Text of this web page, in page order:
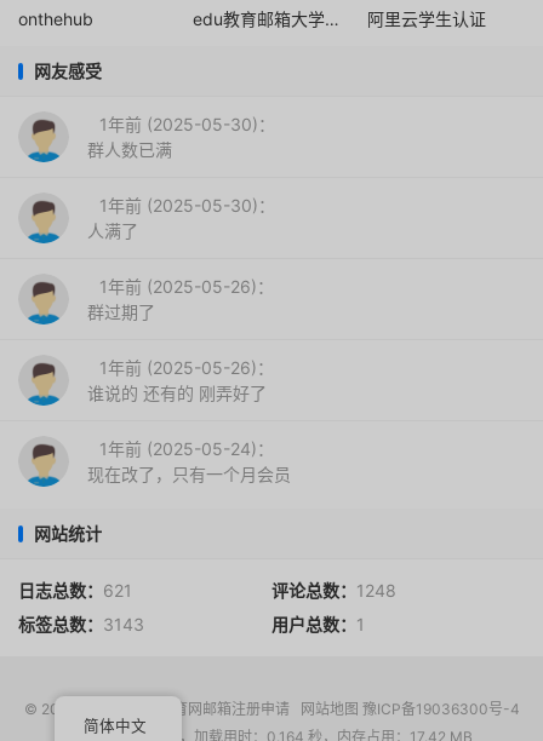
onthehub
edu教育邮箱大学生教育优惠 阿里云学生认证
网友感受
1年前 (2025-05-30)：
群人数已满
1年前 (2025-05-30)：
人满了
1年前 (2025-05-26)：
群过期了
1年前 (2025-05-26)：
谁说的 还有的 刚弄好了
1年前 (2025-05-24)：
现在改了，只有一个月会员
网站统计
日志总数： 621 评论总数： 1248
标签总数： 3143 用户总数： 1
© 2017-2026 EDU教育网邮箱注册申请 网站地图 豫ICP备19036300号-4
请求次数：14 次，加载用时：0.164 秒，内存占用：17.42 MB
简体中文